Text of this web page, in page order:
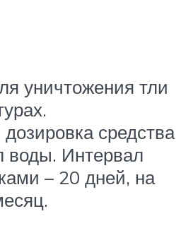
уничтожения тли
средства
воды. Интервал
– 20 дней, на